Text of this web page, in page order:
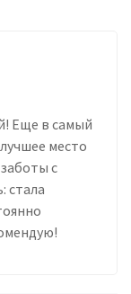
Еще в самый
место
с
стала